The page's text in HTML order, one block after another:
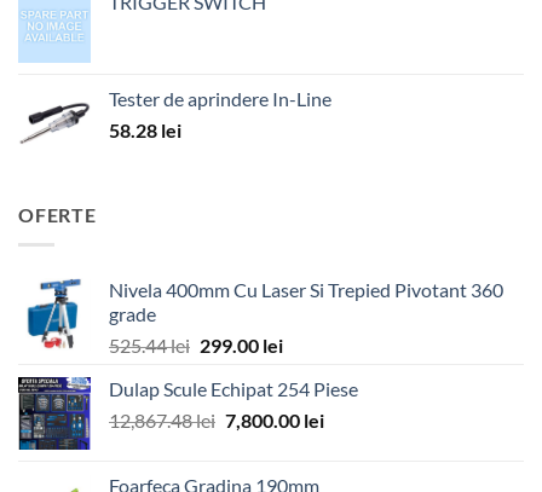
Tester de aprindere In-Line
58.28 lei
OFERTE
Nivela 400mm Cu Laser Si Trepied Pivotant 360
grade
525.44lei Prețul
a
fost:
299.00 leiPrețul
este:
299.00 lei.
Dulap Scule Echipat 254 Piese
12,867.48lei Prețul
7,800.00 leiPrețul
Foarfeca Gradina 190mm